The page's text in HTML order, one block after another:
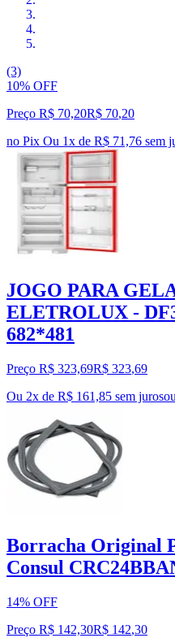
(3)
10% OFF
Preço R$ 70,20R$ 70,20
no Pix Ou 1x de R$ 71,76 sem
JOGO PARA
ELETROLUX -
682*481
Preço R$ 323,69R$ 323,69
Ou 2x de R$ 161,85 sem jurosou
Borracha Original
Consul
14% OFF
Preço R$ 142,30R$ 142,30